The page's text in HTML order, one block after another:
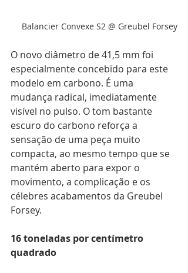
Balancier Convexe S2 @ Greubel Forsey
O novo diâmetro de 41,5 mm foi
especialmente concebido para este
modelo em carbono. É uma
mudança radical, imediatamente
visível no pulso. O tom bastante
escuro do carbono reforça a
sensação de uma peça muito
compacta, ao mesmo tempo que se
mantém aberto para expor o
movimento, a complicação e os
célebres acabamentos da Greubel
Forsey.
16 toneladas por centímetro
quadrado